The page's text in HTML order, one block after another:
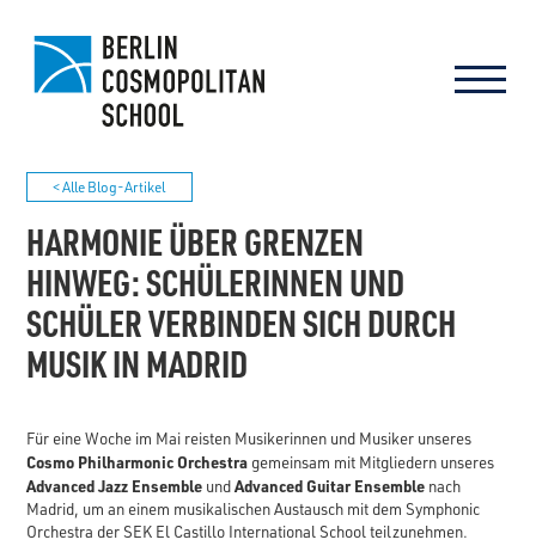
< Alle Blog-Artikel
HARMONIE ÜBER GRENZEN
HINWEG: SCHÜLERINNEN UND
SCHÜLER VERBINDEN SICH DURCH
MUSIK IN MADRID
Für eine Woche im Mai reisten Musikerinnen und Musiker unseres
Cosmo Philharmonic Orchestragemeinsam mit Mitgliedern unseres
Advanced Jazz EnsembleundAdvanced Guitar Ensemblenach
Madrid, um an einem musikalischen Austausch mit dem Symphonic
Orchestra der SEK El Castillo International School teilzunehmen.